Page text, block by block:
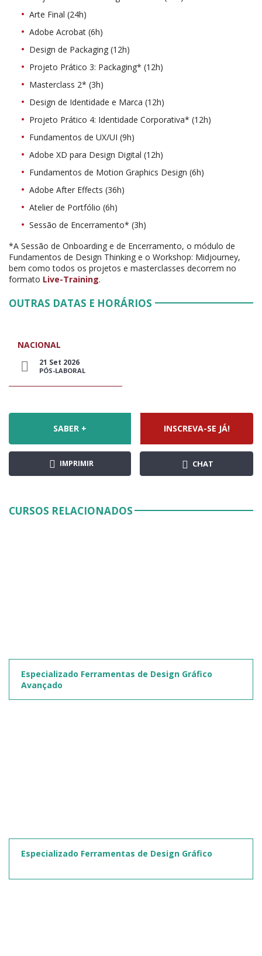
Arte Final (24h)
Adobe Acrobat (6h)
Design de Packaging (12h)
Projeto Prático 3: Packaging* (12h)
Masterclass 2* (3h)
Design de Identidade e Marca (12h)
Projeto Prático 4: Identidade Corporativa* (12h)
Fundamentos de UX/UI (9h)
Adobe XD para Design Digital (12h)
Fundamentos de Motion Graphics Design (6h)
Adobe After Effects (36h)
Atelier de Portfólio (6h)
Sessão de Encerramento* (3h)
*A Sessão de Onboarding e de Encerramento, o módulo de
Fundamentos de Design Thinking e o Workshop: Midjourney,
bem como todos os projetos e masterclasses decorrem no
formato Live-Training.
OUTRAS DATAS E HORÁRIOS
NACIONAL
21 Set 2026
PÓS-LABORAL
SABER + INSCREVA-SE JÁ!
IMPRIMIR CHAT
CURSOS RELACIONADOS
Especializado Ferramentas de Design Gráfico
Avançado
Especializado Ferramentas de Design Gráfico